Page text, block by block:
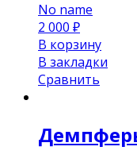
No name
2 000 ₽
В корзину
В закладки
Сравнить